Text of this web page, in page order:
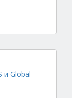
и Global